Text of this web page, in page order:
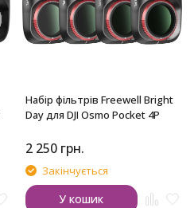
Набір фільтрів Freewell Bright
Day для DJI Osmo Pocket 4P
2 250 грн.
Закінчується
У кошик